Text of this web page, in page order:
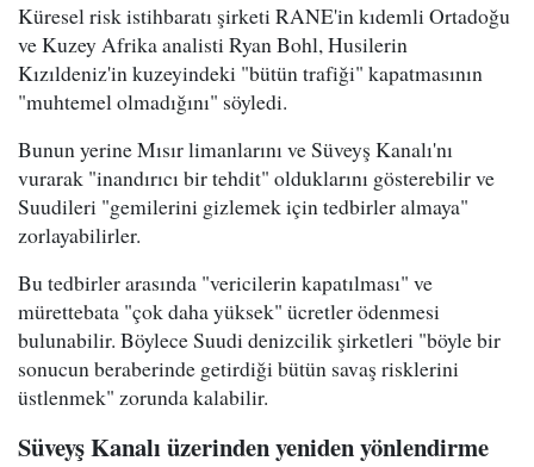
Küresel risk istihbaratı şirketi RANE'in kıdemli Ortadoğu
ve Kuzey Afrika analisti Ryan Bohl, Husilerin
Kızıldeniz'in kuzeyindeki "bütün trafiği" kapatmasının
"muhtemel olmadığını" söyledi.
Bunun yerine Mısır limanlarını ve Süveyş Kanalı'nı
vurarak "inandırıcı bir tehdit" olduklarını gösterebilir ve
Suudileri "gemilerini gizlemek için tedbirler almaya"
zorlayabilirler.
Bu tedbirler arasında "vericilerin kapatılması" ve
mürettebata "çok daha yüksek" ücretler ödenmesi
bulunabilir. Böylece Suudi denizcilik şirketleri "böyle bir
sonucun beraberinde getirdiği bütün savaş risklerini
üstlenmek" zorunda kalabilir.
Süveyş Kanalı üzerinden yeniden yönlendirme